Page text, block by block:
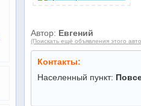
Автор: Евгений
(Поискать ещё объявления этого
Контакты:
Населенный пункт: